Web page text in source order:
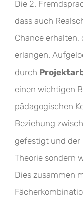
Die 2.
dass auch
Chance
erlangen.
durch
einen wichtigen
pädagogischen
Beziehung
gefestigt und
Theorie sondern
Dies zusammen